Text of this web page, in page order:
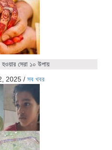
সেরা ১০ উপায়
2025 / সব খবর